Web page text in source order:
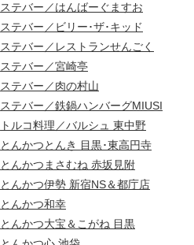
ステバー／はんばーぐますお
ステバー／ビリー･ザ･キッド
ステバー／レストランせんごく
ステバー／宮崎亭
ステバー／肉の村山
ステバー／鉄鍋ハンバーグMIUSI
トルコ料理／バルシュ 東中野
とんかつとんき 目黒･東高円寺
とんかつまさむね 赤坂見附
とんかつ伊勢 新宿NS＆都庁店
とんかつ和幸
とんかつ大宝＆こがね 目黒